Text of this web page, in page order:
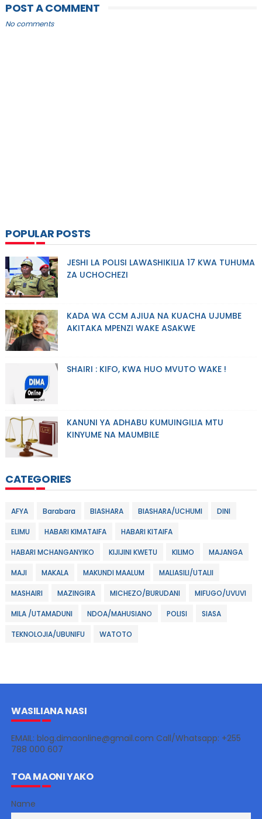
POST A COMMENT
No comments
POPULAR POSTS
JESHI LA POLISI LAWASHIKILIA 17 KWA TUHUMA
ZA UCHOCHEZI
KADA WA CCM AJIUA NA KUACHA UJUMBE
AKITAKA MPENZI WAKE ASAKWE
SHAIRI : KIFO, KWA HUO MVUTO WAKE !
KANUNI YA ADHABU KUMUINGILIA MTU
KINYUME NA MAUMBILE
CATEGORIES
AFYA Barabara BIASHARA BIASHARA/UCHUMI DINI
ELIMU HABARI KIMATAIFA HABARI KITAIFA
HABARI MCHANGANYIKO KIJIJINI KWETU KILIMO MAJANGA
MAJI MAKALA MAKUNDI MAALUM MALIASILI/UTALII
MASHAIRI MAZINGIRA MICHEZO/BURUDANI MIFUGO/UVUVI
MILA /UTAMADUNI NDOA/MAHUSIANO POLISI SIASA
TEKNOLOJIA/UBUNIFU WATOTO
WASILIANA NASI
EMAIL: blog.dimaonline@gmail.com Call/Whatsapp: +255
788 000 607
TOA MAONI YAKO
Name